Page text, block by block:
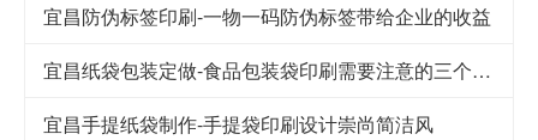
宜昌防伪标签印刷-一物一码防伪标签带给企业的收益
宜昌纸袋包装定做-食品包装袋印刷需要注意的三个细节
宜昌手提纸袋制作-手提袋印刷设计崇尚简洁风